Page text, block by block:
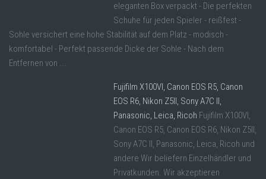
eleganten Box verpackt - Die perfekten
Schuhe für jeden Spieler - reißfest -
Sohle versichert eine hohe Stabilität auf dem Platz - modisch -
komfortabel - Perfekt passende Dicke der Sohle - Nach dem
Entfernen von ...
Fujifilm X100VI, Canon EOS R5, Canon
EOS R6, Nikon Z5II, Sony A7C II,
Panasonic, Leica, Ricoh Fujifilm X100VI,
Canon EOS R5, Canon EOS R6, Nikon Z5II,
Sony A7C II, Panasonic, Leica, Ricoh und
andere Wir beliefern Einzelhändler und
Privatkunden. Wir akzeptieren